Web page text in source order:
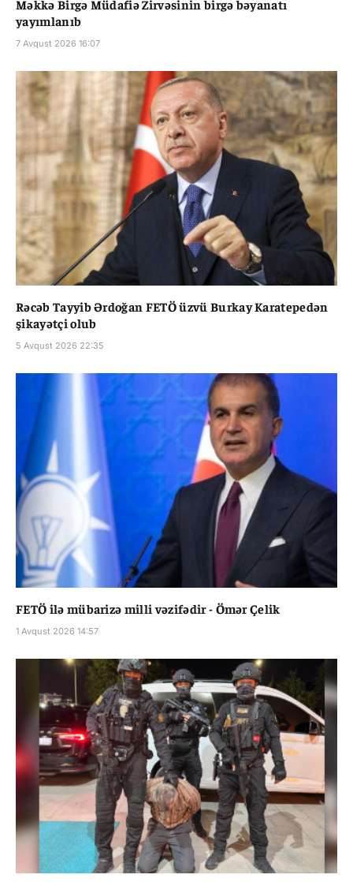
Məkkə Birgə Müdafiə Zirvəsinin birgə bəyanatı
yayımlanıb
7 Avqust 2026 16:07
Rəcəb Tayyib Ərdoğan FETÖ üzvü Burkay Karatepedən
şikayətçi olub
5 Avqust 2026 22:35
FETÖ ilə mübarizə milli vəzifədir - Ömər Çelik
1 Avqust 2026 14:57